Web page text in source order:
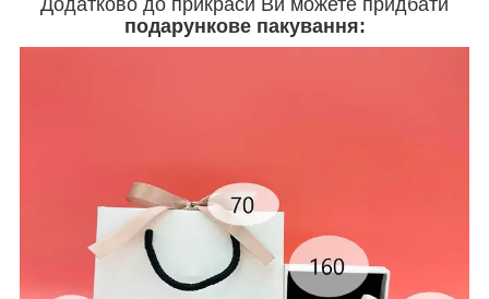
подарункове пакування: